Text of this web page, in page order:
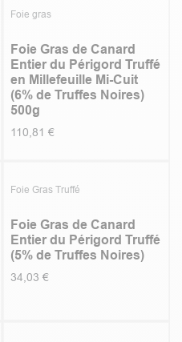
Foie gras
Foie Gras de Canard
Entier du Périgord Truffé
en Millefeuille Mi-Cuit
(6% de Truffes Noires)
500g
110,81 €
Foie Gras Truffé
Foie Gras de Canard
Entier du Périgord Truffé
(5% de Truffes Noires)
34,03 €